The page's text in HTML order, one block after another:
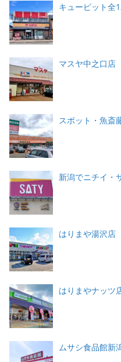
キューピット全
マスヤ中之口店
スポット・魚斎
新潟でニチイ・
はりまや湯沢店
はりまやナッツ
ムサシ食品館新